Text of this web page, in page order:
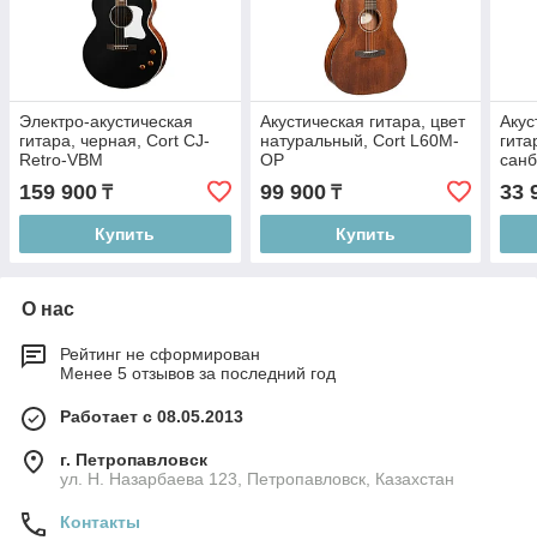
Электро-акустическая
гитара, черная, Cort CJ-
Retro-VBM
159 900 ₸
Купить
Акустическая гитара, цвет
натуральный, Cort L60M-
OP
99 900₸
Купить
33
О нас
Рейтинг не сформирован
Менее 5 отзывов за последний год
Работает с 08.05.2013
г. Петропавловск
ул. Н. Назарбаева 123, Петропавловск, Казахстан
Контакты